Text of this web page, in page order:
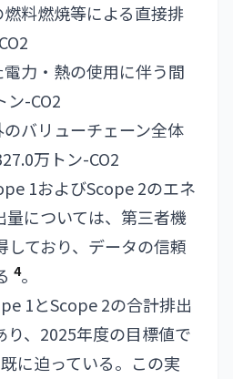
料燃焼等による直接排
力・熱の使用に伴う間
ン-CO2
バリューチェーン全体
万トン-CO2
1およびScope 2のエネ
量については、第三者機
しており、データの信頼
4。
1とScope 2の合計排出
り、2025年度の目標値で
に迫っている。この実